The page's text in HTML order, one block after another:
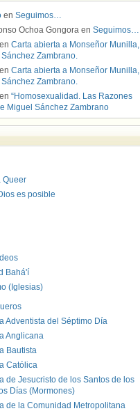
en Seguimos…
Ochoa Gongora en Seguimos…
en Carta abierta a Monseñor Munilla,
Zambrano.
en Carta abierta a Monseñor Munilla,
Zambrano.
en “Homosexualidad. Las Razones
Miguel Sánchez Zambrano
Queer
es posible
Bahá'í
(Iglesias)
Adventista del Séptimo Día
Anglicana
Bautista
Católica
de Jesucristo de los Santos de los
Días (Mormones)
de la Comunidad Metropolitana